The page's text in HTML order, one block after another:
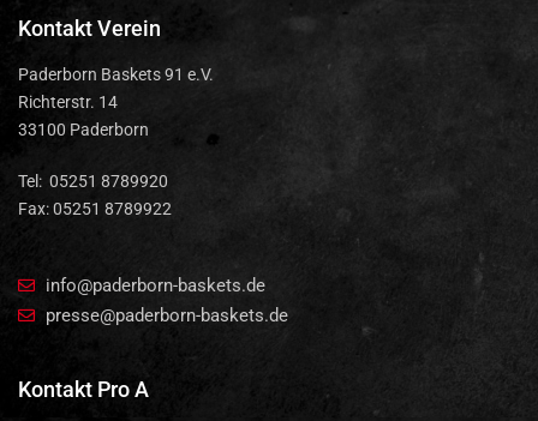
Kontakt Verein
Paderborn Baskets 91 e.V.
Richterstr. 14
33100 Paderborn
Tel: 05251 8789920
Fax: 05251 8789922
info@paderborn-baskets.de
presse@paderborn-baskets.de
Kontakt Pro A